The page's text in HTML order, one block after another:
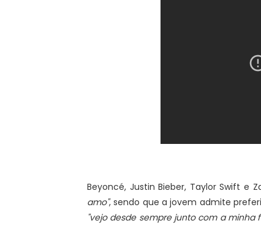
Beyoncé, Justin Bieber, Taylor Swift e
amo", sendo que a jovem admite
"vejo desde sempre junto com a minha